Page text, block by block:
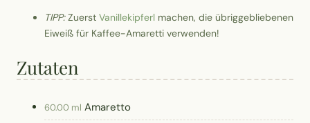
TIPP:Zuerst Vanillekipferl machen, die übriggebliebenen
Eiweiß für Kaffee-Amaretti verwenden!
Zutaten
60.00 ml Amaretto